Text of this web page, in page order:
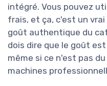
intégré. Vous pouvez
frais, et ça, c'est un
goût authentique du
dois dire que le goût
même si ce n'est pas
machines